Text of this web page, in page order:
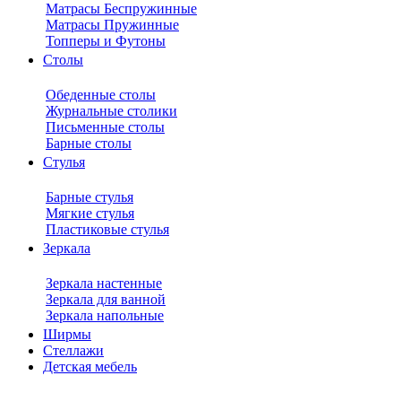
Матрасы Беспружинные
Матрасы Пружинные
Топперы и Футоны
Столы
Обеденные столы
Журнальные столики
Письменные столы
Барные столы
Стулья
Барные стулья
Мягкие стулья
Пластиковые стулья
Зеркала
Зеркала настенные
Зеркала для ванной
Зеркала напольные
Ширмы
Стеллажи
Детская мебель